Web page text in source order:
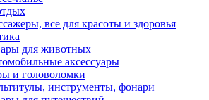
все для красоты и здоровья
для животных
аксессуары
и головоломки
инструменты, фонари